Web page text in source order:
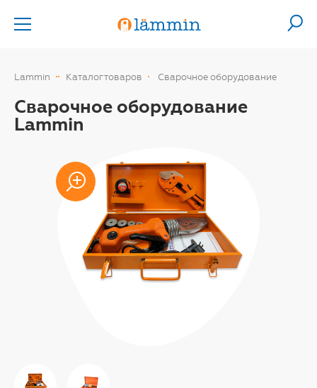
Lammin Каталог товаров Сварочное оборудование
Сварочное оборудование
Lammin